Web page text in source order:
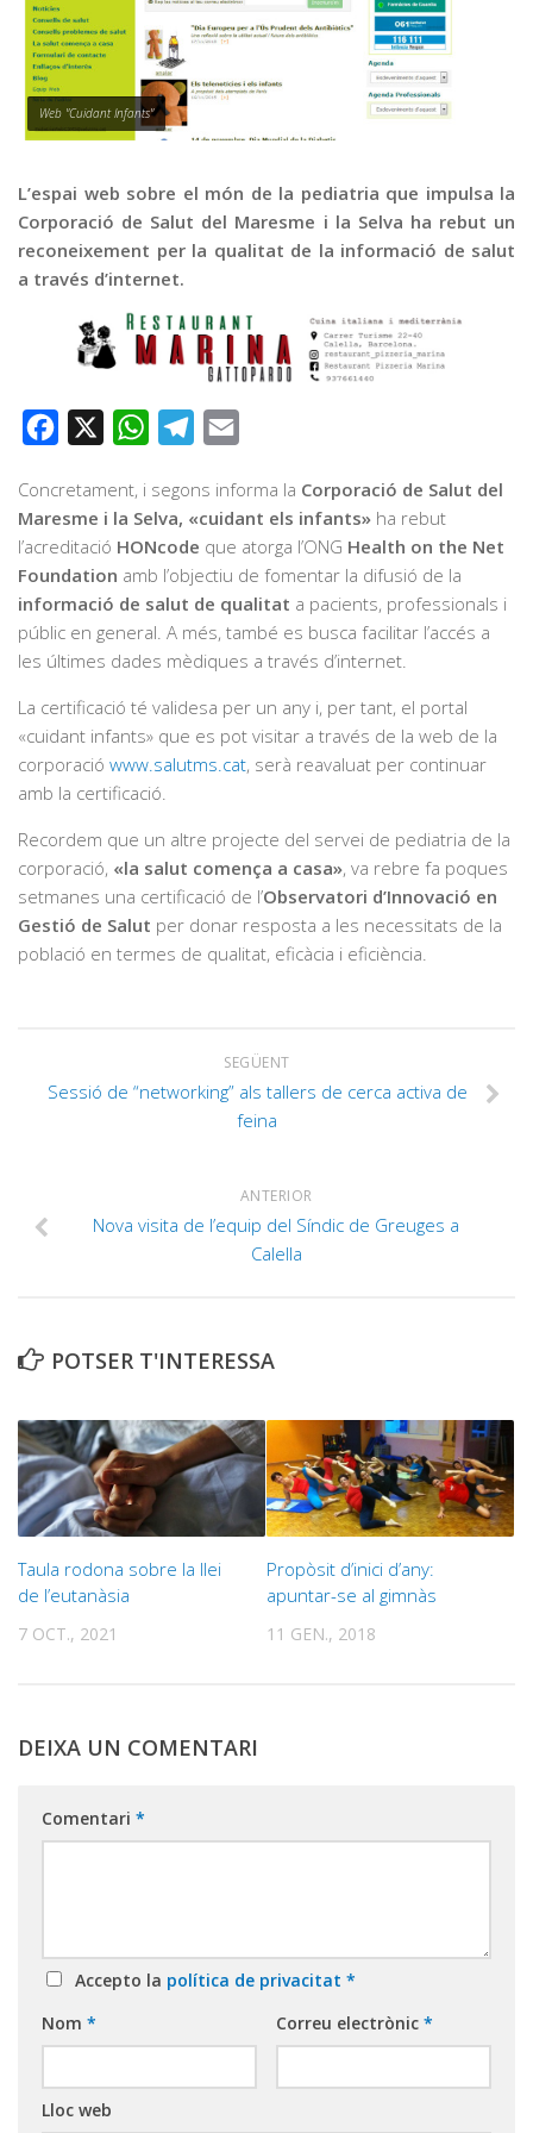
Publicitat
Contacte
Web "Cuidant Infants"
L’espai web sobre el món de la pediatria que impulsa la
Corporació de Salut del Maresme i la Selva ha rebut un
reconeixement per la qualitat de la informació de salut
a través d’internet.
Facebook WhatsAppTelegram
Concretament, i segons informa la Corporació de Salut del
Maresme i la Selva, «cuidant els infants» ha rebut
l’acreditació HONcode que atorga l’ONG Health on the Net
Foundation amb l’objectiu de fomentar la difusió de la
informació de salut de qualitat a pacients, professionals i
públic en general. A més, també es busca facilitar l’accés a
les últimes dades mèdiques a través d’internet.
La certificació té validesa per un any i, per tant, el portal
«cuidant infants» que es pot visitar a través de la web de la
corporació www.salutms.cat, serà reavaluat per continuar
amb la certificació.
Recordem que un altre projecte del servei de pediatria de la
corporació, «la salut comença a casa», va rebre fa poques
setmanes una certificació de l’Observatori d’Innovació en
Gestió de Salut per donar resposta a les necessitats de la
població en termes de qualitat, eficàcia i eficiència.
SEGÜENT
Sessió de “networking” als tallers de cerca activa de
feina
ANTERIOR
Nova visita de l’equip del Síndic de Greuges a
Calella
POTSER T'INTERESSA
Taula rodona sobre la llei
de l’eutanàsia
7 OCT., 2021
Propòsit d’inici d’any:
apuntar-se al gimnàs
11 GEN., 2018
DEIXA UN COMENTARI
Comentari *
Accepto la política de privacitat *
Nom * Correu electrònic *
Lloc web